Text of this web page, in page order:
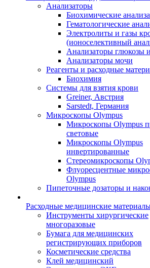
Анализаторы
Биохимические
Гематологические
Электролиты и газы
(ионоселективный
Анализаторы глюкозы и
Анализаторы мочи
Реагенты и расходные
Биохимия
Системы для взятия крови
Greiner, Австрия
Sarstedt, Германия
Микроскопы Olympus
Микроскопы Olympus
световые
Микроскопы Olympus
инвертированные
Стереомикроскопы
Флуоресцентные
Olympus
Пипеточные дозаторы и
Расходные медицинские
Инструменты хирургические
многоразовые
Бумага для медицинских
регистрирующих приборов
Косметические средства
Клей медицинский